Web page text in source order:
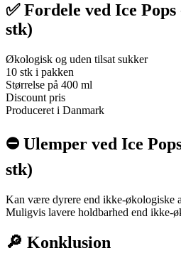
✅ Fordele ved Ice
stk)
Økologisk og uden tilsat sukker
10 stk i pakken
Størrelse på 400 ml
Discount pris
Produceret i Danmark
⛔️ Ulemper ved Ice
stk)
Kan være dyrere end ikke-økologiske
Muligvis lavere holdbarhed end ikke-
🔎 Konklusion